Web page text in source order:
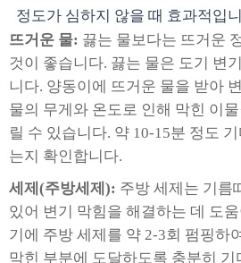
정도가 심하지 않을 때 효과적입
뜨거운 물: 끓는 물보다는 뜨거운
것이 좋습니다. 끓는 물은 도기 변
니다. 양동이에 뜨거운 물을 받아
물의 무게와 온도로 인해 막힌 이
릴 수 있습니다. 약 10-15분 정도
는지 확인합니다.
세제(주방세제): 주방 세제는 기름
있어 변기 막힘을 해결하는 데 도
기에 주방 세제를 약 2-3회 펌핑하
막힌 부분에 도달하도록 충분히 기